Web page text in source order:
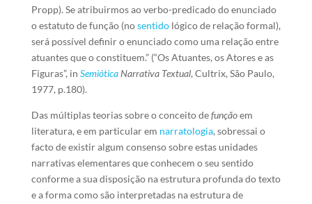
Propp). Se atribuirmos ao verbo-predicado do enunciado
o estatuto de função (nosentidológico de relação formal),
será possível definir o enunciado como uma relação entre
atuantes que o constituem.” (“Os Atuantes, os Atores e as
Figuras”, in SemióticaNarrativa Textual, Cultrix, São Paulo,
1977, p.180).
Das múltiplas teorias sobre o conceito defunçãoem
literatura, e em particular em narratologia, sobressai o
facto de existir algum consenso sobre estas unidades
narrativas elementares que conhecem o seu sentido
conforme a sua disposição na estrutura profunda do texto
e a forma como são interpretadas na estrutura de